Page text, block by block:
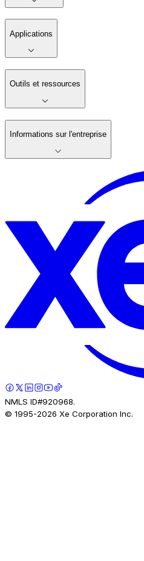
Applications
Outils et ressources
Informations sur l'entreprise
NMLS ID#920968.
© 1995-2026 Xe Corporation Inc.